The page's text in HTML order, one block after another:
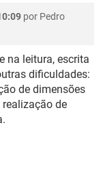
por Pedro
na leitura, escrita
dificuldades:
de dimensões
de